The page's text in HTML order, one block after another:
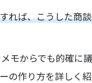
れば、こうした商
モからでも的確に
の作り方を詳しく紹